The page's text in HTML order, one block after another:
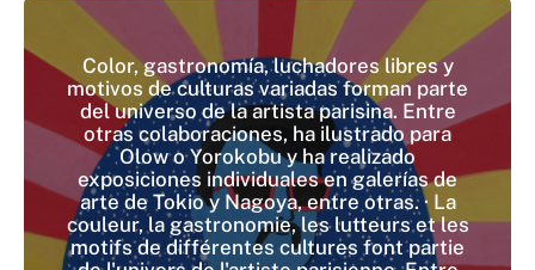
Color, gastronomía, luchadores libres y
motivos de culturas variadas forman parte
del universo de la artista parisina. Entre
otras colaboraciones, ha ilustrado para
Olow o Yorokobu y ha realizado
exposiciones individuales en galerías de
arte de Tokio y Nagoya, entre otras. · La
couleur, la gastronomie, les lutteurs et les
motifs de différentes cultures font partie